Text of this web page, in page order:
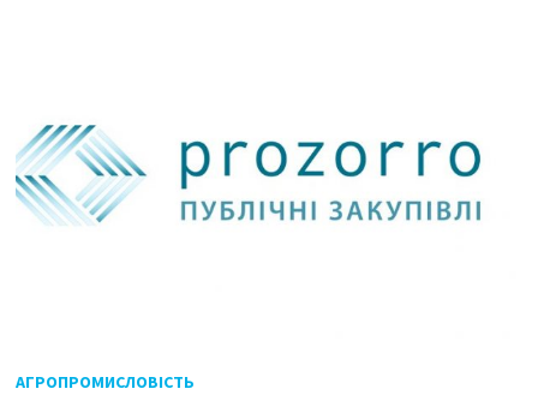
АГРОПРОМИСЛОВІСТЬ